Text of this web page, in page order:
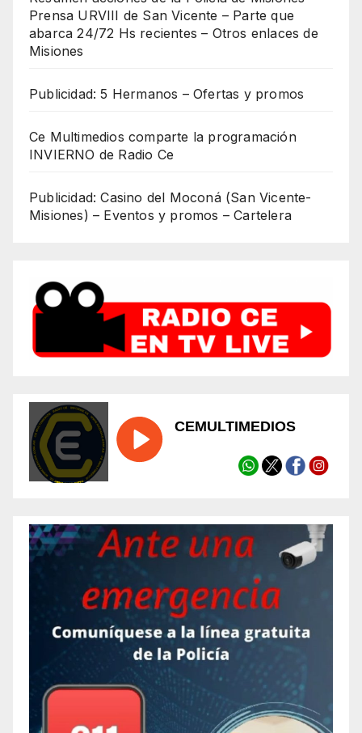
Prensa URVIII de San Vicente – Parte que
abarca 24/72 Hs recientes – Otros enlaces de
Misiones
Publicidad: 5 Hermanos – Ofertas y promos
Ce Multimedios comparte la programación
INVIERNO de Radio Ce
Publicidad: Casino del Moconá (San Vicente-
Misiones) – Eventos y promos – Cartelera